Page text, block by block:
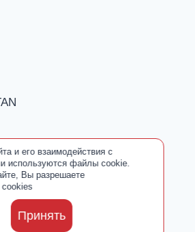
персональных данных
и его взаимодействия с
используются файлы cookie.
Вы разрешаете
cookies
Принять